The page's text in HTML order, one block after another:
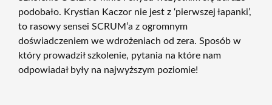
podobało. Krystian Kaczor nie jest z ‘pierwszej łapanki’,
to rasowy sensei SCRUM’a z ogromnym
doświadczeniem we wdrożeniach od zera. Sposób w
który prowadził szkolenie, pytania na które nam
odpowiadał były na najwyższym poziomie!